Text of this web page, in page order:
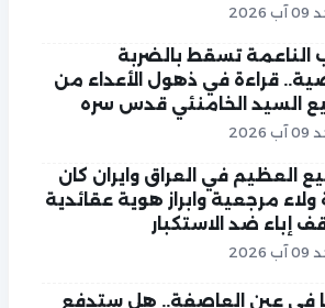
2026
الناعمة تسقط بالضربة
قراءة في ذهول الأعداء من
السيد الخامنئي قدس سره
2026
العظيم في العراق وايران كان
ولاء مرجعية وابراز هوية عقائدية
إباء ضد الاستكبار
2026
في عين العاصفة.. هل ستدفع